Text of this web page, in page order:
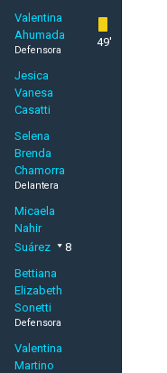
Valentina
Ahumada
Defensora
49'
Jesica
Vanesa
Casatti
Selena
Brenda
Chamorra
Delantera
Micaela
Nahir
Suárez
8
Bettiana
Elizabeth
Sonetti
Defensora
Valentina
Martino